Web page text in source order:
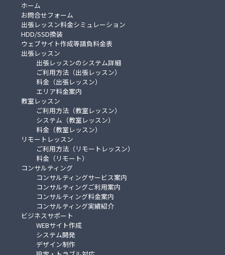
ホーム
お問合せフォーム
出張レッスン料金シミュレーション
HDD/SSD換装
ウェブサイト作成等請負料金表
出張レッスン
出張レッスンのシステム詳細
ご利用方法（出張レッスン）
料金（出張レッスン）
エリア料金案内
教室レッスン
ご利用方法（教室レッスン）
システム（教室レッスン）
料金（教室レッスン）
リモートレッスン
ご利用方法（リモートレッスン）
料金（リモート）
コンサルティング
コンサルティングサービス案内
コンサルティングご利用案内
コンサルティング料金案内
コンサルティング実績紹介
ビジネスサポート
WEBサイト作成
システム開発
デザイン制作